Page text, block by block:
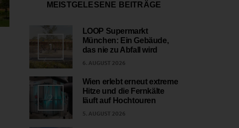
MEISTGELESENE BEITRÄGE
1
LOOP Supermarkt
München: Ein Gebäude,
das nie zu Abfall wird
6. AUGUST 2026
2
Wien erlebt erneut extreme
Hitze und die Fernkälte
läuft auf Hochtouren
5. AUGUST 2026